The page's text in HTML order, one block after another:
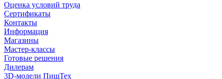
Оценка условий труда
Сертификаты
Контакты
Информация
Магазины
Мастер-классы
Готовые решения
Дилерам
3D-модели ПищТех